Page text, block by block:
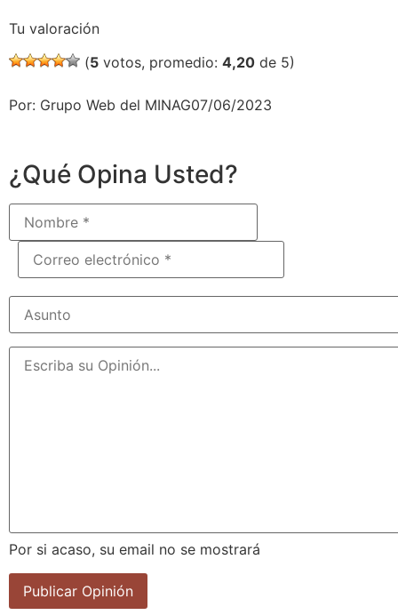
Tu valoración
(5 votos, promedio: 4,20 de 5)
Por: Grupo Web del MINAG07/06/2023
¿Qué Opina Usted?
Por si acaso, su email no se mostrará